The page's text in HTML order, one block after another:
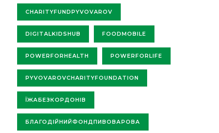
CHARITYFUNDPYVOVAROV
DIGITALKIDSHUB FOODMOBILE
POWERFORHEALTH POWERFORLIFE
PYVOVAROVCHARITYFOUNDATION
ЇЖАБЕЗКОРДОНІВ
БЛАГОДІЙНИЙФОНДПИВОВАРОВА